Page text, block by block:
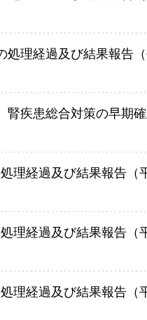
処理経過及び結果報告
疾患総合対策の早期
理経過及び結果報告（
理経過及び結果報告（
理経過及び結果報告（